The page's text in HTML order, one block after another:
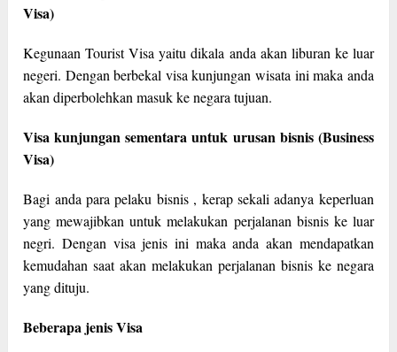
Visa)
Kegunaan Tourist Visa yaitu dikala anda akan liburan ke luar
negeri. Dengan berbekal visa kunjungan wisata ini maka anda
akan diperbolehkan masuk ke negara tujuan.
Visa kunjungan sementara untuk urusan bisnis (Business
Visa)
Bagi anda para pelaku bisnis , kerap sekali adanya keperluan
yang mewajibkan untuk melakukan perjalanan bisnis ke luar
negri. Dengan visa jenis ini maka anda akan mendapatkan
kemudahan saat akan melakukan perjalanan bisnis ke negara
yang dituju.
Beberapa jenis Visa